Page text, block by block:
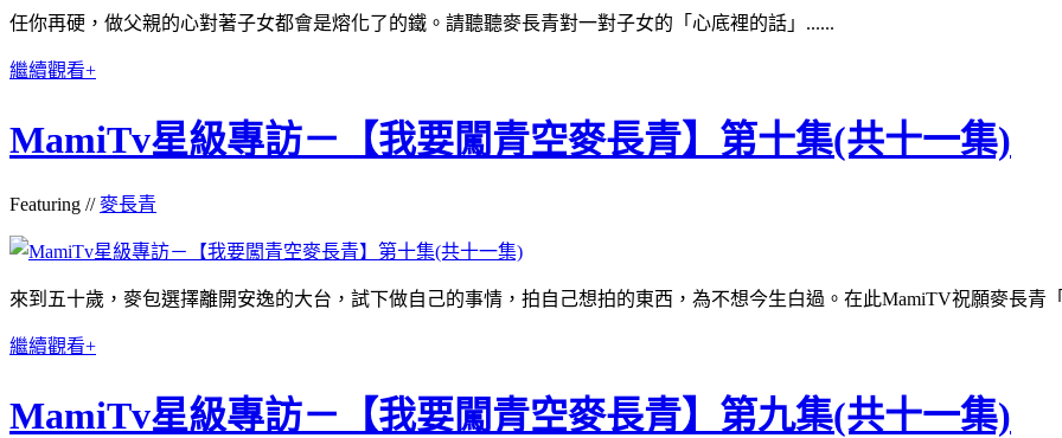
任你再硬，做父親的心對著子女都會是熔化了的鐵。請聽聽麥長青對一對子女的「心底裡的話」......
繼續觀看+
MamiTv星級專訪－【我要闖青空麥長青】第十集(共十一集)
Featuring //麥長青
來到五十歲，麥包選擇離開安逸的大台，試下做自己的事情，拍自己想拍的東西，為不想今生白過。在此MamiTV祝願麥長青
繼續觀看+
MamiTv星級專訪－【我要闖青空麥長青】第九集(共十一集)